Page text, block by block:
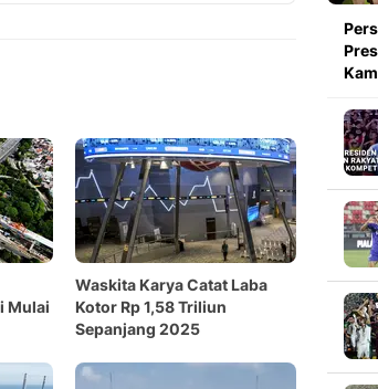
Mulai
Waskita Karya Catat Laba
Kotor Rp 1,58 Triliun
Sepanjang 2025